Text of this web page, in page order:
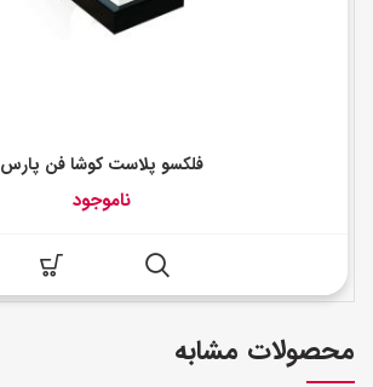
فلکسو پلاست کوشا فن پارس
ناموجود
محصولات مشابه